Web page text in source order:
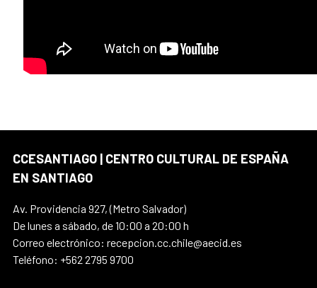
CCESANTIAGO | CENTRO CULTURAL DE ESPAÑA
EN SANTIAGO
Av. Providencia 927, (Metro Salvador)
De lunes a sábado, de 10:00 a 20:00 h
Correo electrónico: recepcion.cc.chile@aecid.es
Teléfono: +562 2795 9700